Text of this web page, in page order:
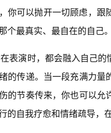
你可以抛开一切顾虑，跟
个最真实、最自在的自己
表演时，都会融入自己
的传递。当一段充满力
的节奏传来，你也可以
的自我疗愈和情绪疏导，